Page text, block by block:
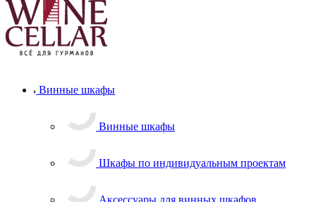
Винные шкафы
Винные шкафы
Шкафы по индивидуальным проектам
Аксессуары для винных шкафов